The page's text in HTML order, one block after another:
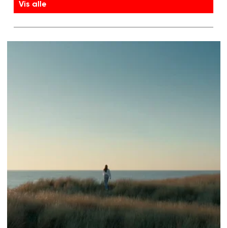
Vis alle